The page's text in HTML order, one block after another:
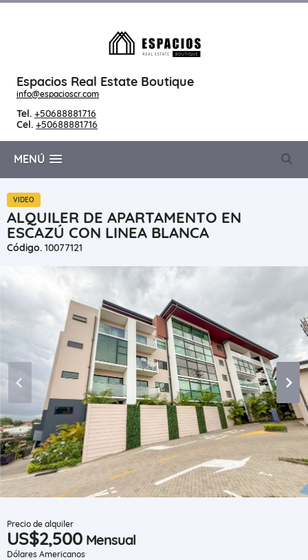
Espacios Real Estate Boutique
info@espacioscr.com
Tel. +50688881716
Cel. +50688881716
MENÚ
VIDEO
ALQUILER DE APARTAMENTO EN
ESCAZÚ CON LINEA BLANCA
Código. 10077121
Precio de alquiler
US$2,500 Mensual
Dólares Americanos